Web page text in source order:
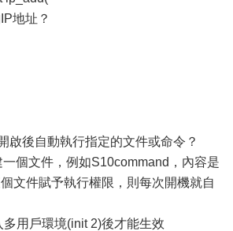
地址？
啟後自動執行指定的文件或命令？
個文件，例如S10command，內容是
文件賦予執行權限，則每次開機就自
用戶環境(init 2)後才能生效